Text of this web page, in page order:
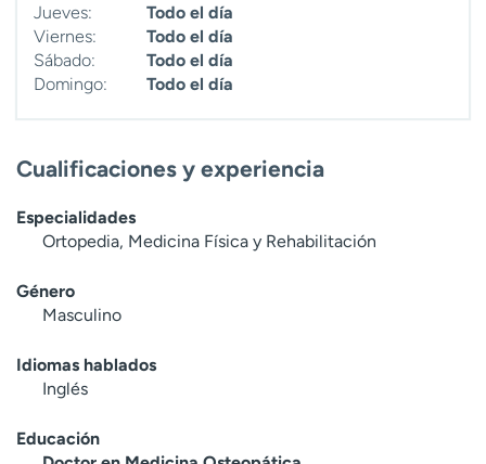
Jueves:
Todo el día
Viernes:
Todo el día
Sábado:
Todo el día
Domingo:
Todo el día
Cualificaciones y experiencia
Especialidades
Ortopedia, Medicina Física y Rehabilitación
Género
Masculino
Idiomas hablados
Inglés
Educación